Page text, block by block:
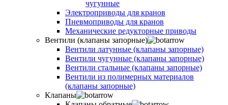
чугунные
Электроприводы для кранов
Пневмоприводы для кранов
Механические редукторные приводы
Вентили (клапаны запорные)
Вентили латунные (клапаны запорные)
Вентили чугунные (клапаны запорные)
Вентили стальные (клапаны запорные)
Вентили из полимерных материалов
(клапаны запорные)
Клапаны